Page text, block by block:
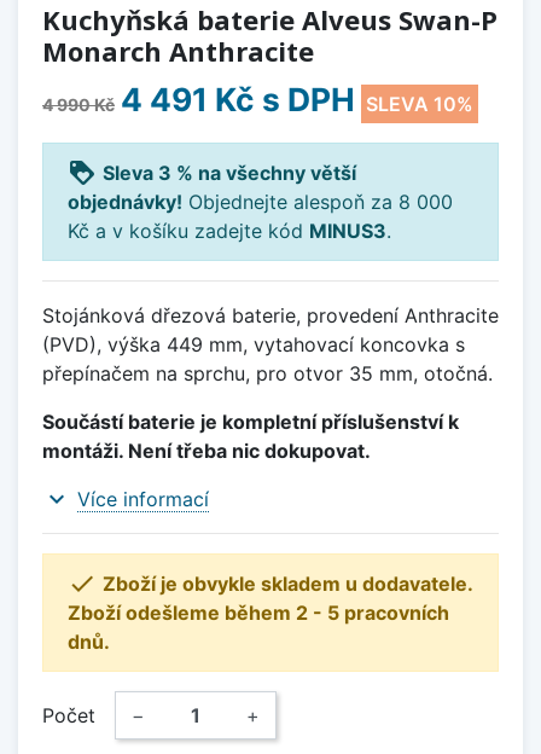
Kuchyňská baterie Alveus Swan-P
Monarch Anthracite
4 990 Kč 4 491 Kč s DPH SLEVA 10%
loyalty Sleva 3 % na všechny větší
objednávky! Objednejte alespoň za 8 000
Kč a v košíku zadejte kód MINUS3.
Stojánková dřezová baterie, provedení Anthracite
(PVD), výška 449 mm, vytahovací koncovka s
přepínačem na sprchu, pro otvor 35 mm, otočná.
Součástí baterie je kompletní příslušenství k
montáži. Není třeba nic dokupovat.
expand_more Více informací
 Zboží je obvykle skladem u dodavatele.
Zboží odešleme během 2 - 5 pracovních
dnů.
Počet − +